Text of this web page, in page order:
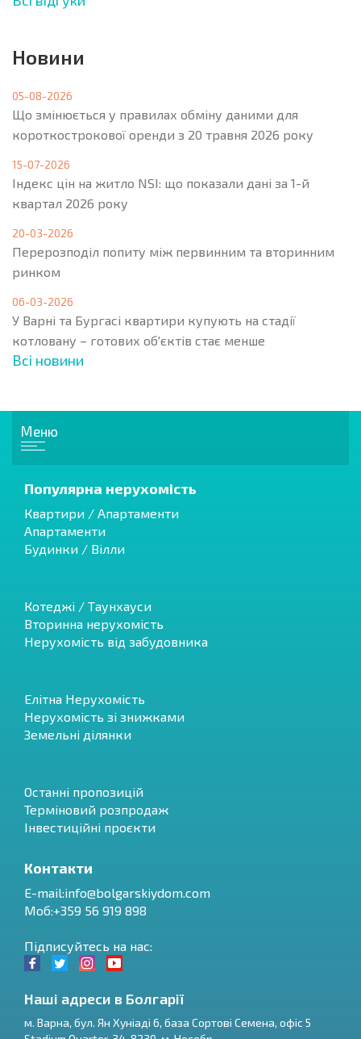
Новини
05-08-2026
Що змінюється у правилах обміну даними для
короткострокової оренди з 20 травня 2026 року
15-07-2026
Індекс цін на житло NSI: що показали дані за 1-й
квартал 2026 року
20-03-2026
Перерозподіл попиту між первинним та вторинним
ринком
06-03-2026
У Варні та Бургасі квартири купують на стадії
котловану – готових об'єктів стає менше
Всі новини
Меню
Популярна нерухомість
Квартири / Апартаменти
Апартаменти
Будинки / Вілли
Котеджі / Таунхауси
Вторинна нерухомість
Нерухомість від забудовника
Елітна Нерухомість
Нерухомість зі знижками
Земельні ділянки
Останні пропозицій
Терміновий розпродаж
Інвестиційні проєкти
Контакти
E-mail:info@bolgarskiydom.com
Моб:+359 56 919 898
Підписуйтесь на нас:
Наші адреси в Болгарії
м. Варна, бул. Ян Хуніаді 6, база Сортові Семена, офіс 5